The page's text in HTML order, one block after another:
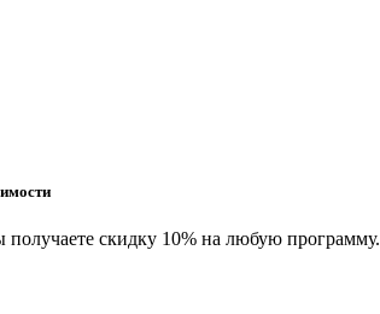
и ОТ
и
скидку 10% на любую программу.